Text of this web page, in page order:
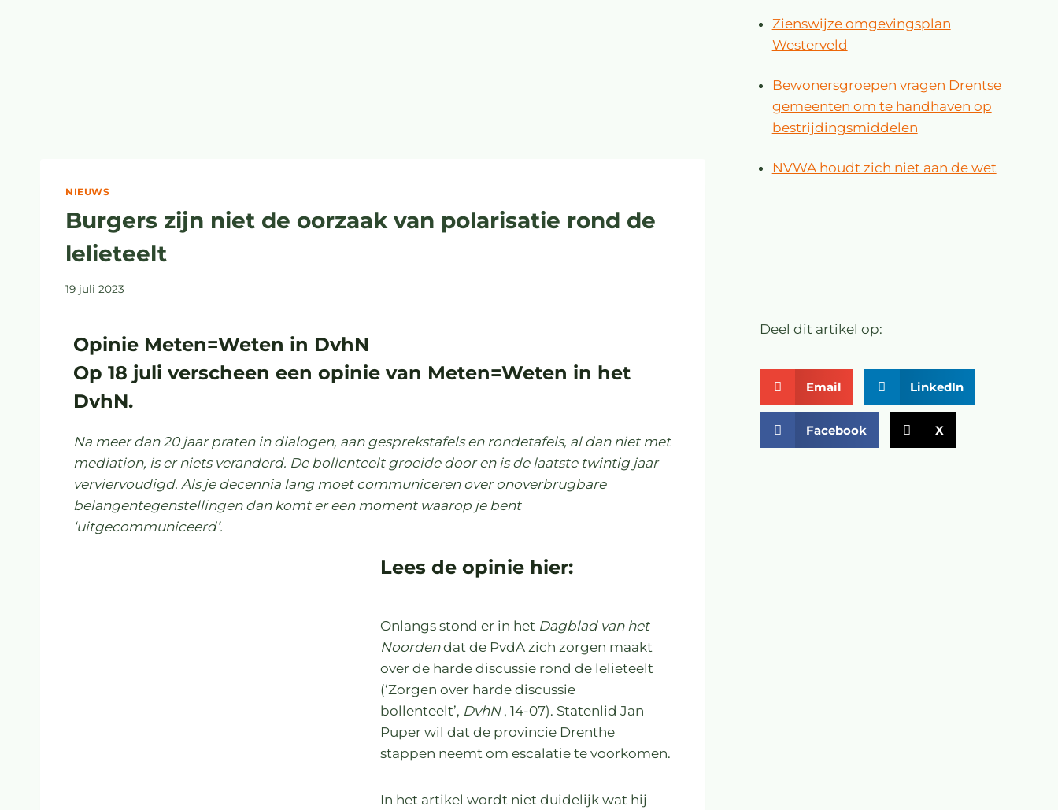
NIEUWS
Burgers zijn niet de oorzaak van polarisatie rond de
lelieteelt
19 juli 2023
Opinie Meten=Weten in DvhN
Op 18 juli verscheen een opinie van Meten=Weten in het
DvhN.
Na meer dan 20 jaar praten in dialogen, aan gesprekstafels en rondetafels, al dan niet met
mediation, is er niets veranderd. De bollenteelt groeide door en is de laatste twintig jaar
verviervoudigd. Als je decennia lang moet communiceren over onoverbrugbare
belangentegenstellingen dan komt er een moment waarop je bent
‘uitgecommuniceerd’.
Lees de opinie hier:
Onlangs stond er in het Dagblad van het
Noordendat de PvdA zich zorgen maakt
over de harde discussie rond de lelieteelt
(‘Zorgen over harde discussie
bollenteelt’, DvhN, 14-07). Statenlid Jan
Puper wil dat de provincie Drenthe
stappen neemt om escalatie te voorkomen.
In het artikel wordt niet duidelijk wat hij
Zienswijze omgevingsplan
Westerveld
Bewonersgroepen vragen Drentse
gemeenten om te handhaven op
bestrijdingsmiddelen
NVWA houdt zich niet aan de wet
Deel dit artikel op:
Email LinkedIn
Facebook X